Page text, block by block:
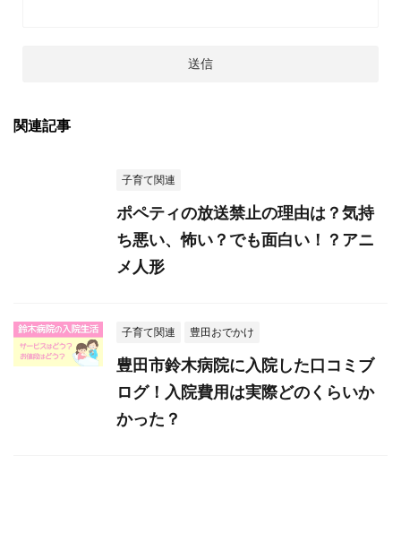
関連記事
子育て関連
ポペティの放送禁止の理由は？気持
ち悪い、怖い？でも面白い！？アニ
メ人形
子育て関連 豊田おでかけ
豊田市鈴木病院に入院した口コミブ
ログ！入院費用は実際どのくらいか
かった？